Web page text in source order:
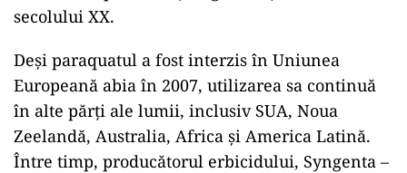
secolului XX.
Deși paraquatul a fost interzis în Uniunea
Europeană abia în 2007, utilizarea sa continuă
în alte părți ale lumii, inclusiv SUA, Noua
Zeelandă, Australia, Africa și America Latină.
Între timp, producătorul erbicidului, Syngenta –